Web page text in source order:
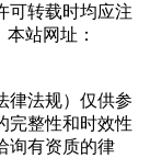
可转载时均应注
站网址：
法规）仅供参
完整性和时效性
询有资质的律